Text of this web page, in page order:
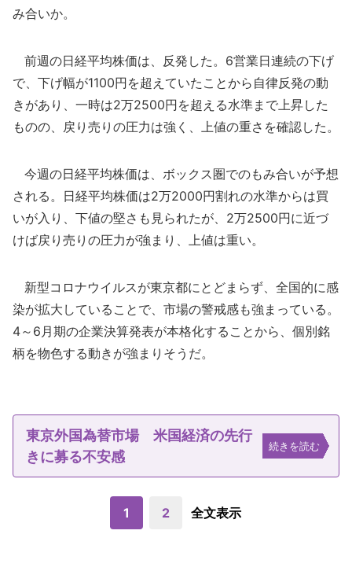
み合いか。
前週の日経平均株価は、反発した。6営業日連続の下げ
で、下げ幅が1100円を超えていたことから自律反発の動
きがあり、一時は2万2500円を超える水準まで上昇した
ものの、戻り売りの圧力は強く、上値の重さを確認した。
今週の日経平均株価は、ボックス圏でのもみ合いが予想
される。日経平均株価は2万2000円割れの水準からは買
いが入り、下値の堅さも見られたが、2万2500円に近づ
けば戻り売りの圧力が強まり、上値は重い。
新型コロナウイルスが東京都にとどまらず、全国的に感
染が拡大していることで、市場の警戒感も強まっている。
4～6月期の企業決算発表が本格化することから、個別銘
柄を物色する動きが強まりそうだ。
東京外国為替市場 米国経済の先行
きに募る不安感
続きを読む
1 2 全文表示